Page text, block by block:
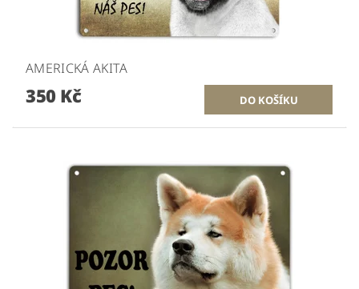
AMERICKÁ AKITA
350 Kč